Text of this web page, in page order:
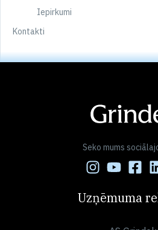
Iepirkumi
Kontakti
Seko mums
Uzņēmuma